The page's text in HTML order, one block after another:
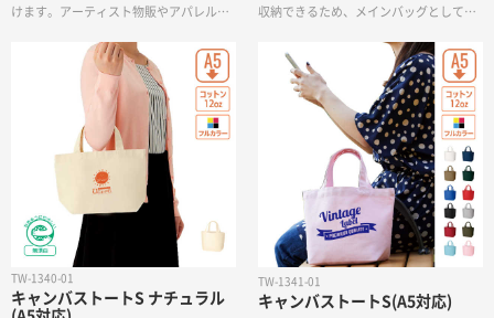
けます。アーティスト物販やアパレルの
い分けられるマルチなトートバッグで
す。印刷方法も単色からフルカラー印刷
まで対応しており、お好みのデザインで
オリジナルトートバッグを作成出来ま
収納できるため、メインバッグとしてお
アパレルのお買い物バッグなど、ご用途
に応じて使い分けられるマルチなトート
バッグです。印刷方法も単色からフルカ
ラー印刷まで対応しており、お好みのデ
ザインでオリジナルトートバッグを作成
TW-1340-01
キャンバストートS ナチュラル
TW-1341-01
キャンバストートS(A5対応)